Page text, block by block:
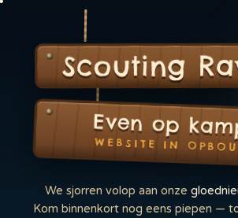
Scouting
Even op
WEBSITE IN
We sjorren volop aan onze
Kom binnenkort nog eens piepen —